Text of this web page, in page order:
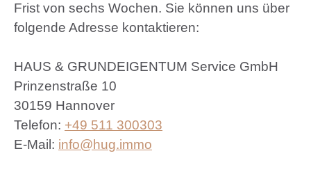
Frist von sechs Wochen. Sie können uns über
folgende Adresse kontaktieren:
HAUS & GRUNDEIGENTUM Service GmbH
Prinzenstraße 10
30159 Hannover
Telefon: +49 511 300303
E-Mail: nf h g mm